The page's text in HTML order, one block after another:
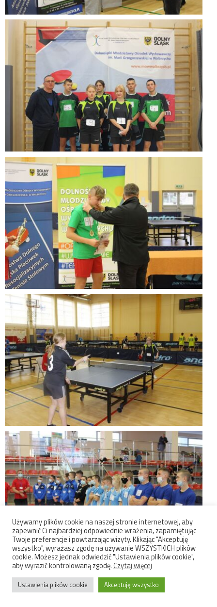
Używamy plików cookie na naszej stronie internetowej, aby
zapewnić Ci najbardziej odpowiednie wrażenia, zapamiętując
Twoje preferencje i powtarzając wizyty. Klikając "Akceptuję
wszystko", wyrażasz zgodę na używanie WSZYSTKICH plików
cookie. Możesz jednak odwiedzić "Ustawienia plików cookie",
aby wyrazić kontrolowaną zgodę.Czytaj więcej
Ustawienia plików cookie Akceptuję wszystko